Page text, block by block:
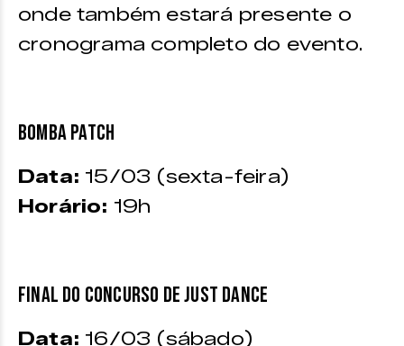
onde também estará presente o
cronograma completo do evento.
BOMBA PATCH
Data: 15/03 (sexta-feira)
Horário: 19h
FINAL DO CONCURSO DE JUST DANCE
Data: 16/03 (sábado)